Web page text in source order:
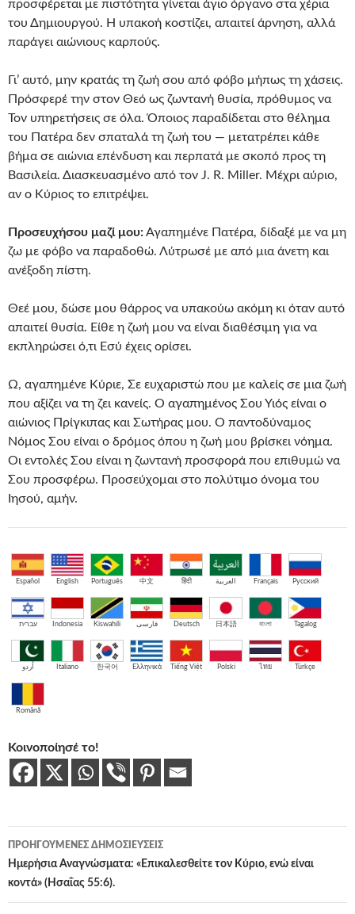
προσφέρεται με πιστότητα γίνεται άγιο όργανο στα χέρια
του Δημιουργού. Η υπακοή κοστίζει, απαιτεί άρνηση, αλλά
παράγει αιώνιους καρπούς.
Γι’ αυτό, μην κρατάς τη ζωή σου από φόβο μήπως τη χάσεις.
Πρόσφερέ την στον Θεό ως ζωντανή θυσία, πρόθυμος να
Τον υπηρετήσεις σε όλα. Όποιος παραδίδεται στο θέλημα
του Πατέρα δεν σπαταλά τη ζωή του — μετατρέπει κάθε
βήμα σε αιώνια επένδυση και περπατά με σκοπό προς τη
Βασιλεία. Διασκευασμένο από τον J. R. Miller. Μέχρι αύριο,
αν ο Κύριος το επιτρέψει.
Προσευχήσου μαζί μου:Αγαπημένε Πατέρα, δίδαξέ με να μη
ζω με φόβο να παραδοθώ. Λύτρωσέ με από μια άνετη και
ανέξοδη πίστη.
Θεέ μου, δώσε μου θάρρος να υπακούω ακόμη κι όταν αυτό
απαιτεί θυσία. Είθε η ζωή μου να είναι διαθέσιμη για να
εκπληρώσει ό,τι Εσύ έχεις ορίσει.
Ω, αγαπημένε Κύριε, Σε ευχαριστώ που με καλείς σε μια ζωή
που αξίζει να τη ζει κανείς. Ο αγαπημένος Σου Υιός είναι ο
αιώνιος Πρίγκιπας και Σωτήρας μου. Ο παντοδύναμος
Νόμος Σου είναι ο δρόμος όπου η ζωή μου βρίσκει νόημα.
Οι εντολές Σου είναι η ζωντανή προσφορά που επιθυμώ να
Σου προσφέρω. Προσεύχομαι στο πολύτιμο όνομα του
Ιησού, αμήν.
Español English Português 中文 हिंदी العربية Français Русский
עברית Indonesia Kiswahili فارسی Deutsch 日本語 বাংলা Tagalog
اُردو Italiano 한국어 Ελληνικά Tiếng Việt Polski ไทย Türkçe
Română
Κοινοποίησέ το!
Πλοήγηση
άρθρων
ΠΡΟΗΓΟΎΜΕΝΕΣ ΔΗΜΟΣΙΕΎΣΕΙΣ
Ημερήσια Αναγνώσματα: «Επικαλεσθείτε τον Κύριο, ενώ είναι
κοντά» (Ησαΐας 55:6).